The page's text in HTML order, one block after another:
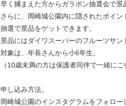
早く捕まえた方からガラポン抽選会で景
さらに、岡崎城公園内に隠されたポイ
抽選で景品をゲットできます。
景品にはダイワスーパーのフルーツサ
対象は、年長さんから小6年生。
（10歳未満の方は保護者同伴で一緒に
申し込み方法。
岡崎城公園のインスタグラムをフォロー